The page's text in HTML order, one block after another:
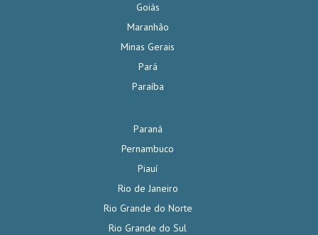
Goiás
Maranhão
Minas Gerais
Pará
Paraíba
Paraná
Pernambuco
Piauí
Rio de Janeiro
Rio Grande do Norte
Rio Grande do Sul